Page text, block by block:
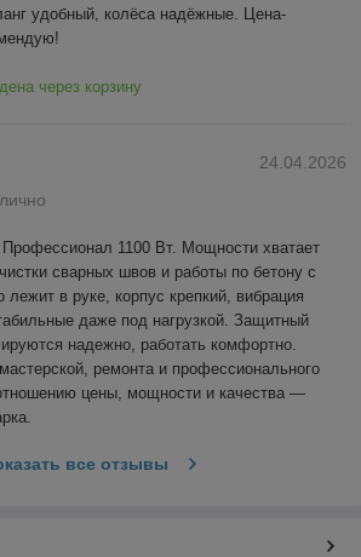
удобный, колёса надёжные. Цена-
через корзину
24.04.2026
1100 Вт. Мощности хватает
сварных швов и работы по бетону с
в руке, корпус крепкий, вибрация
даже под нагрузкой. Защитный
надежно, работать комфортно.
ремонта и профессионального
цены, мощности и качества —
все отзывы